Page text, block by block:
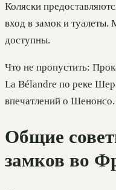
Коляски
вход в замок и туалеты.
доступны.
Что не пропустить:
La Bélandre по реке
впечатлений о Шенонсо.
Общие
замков во